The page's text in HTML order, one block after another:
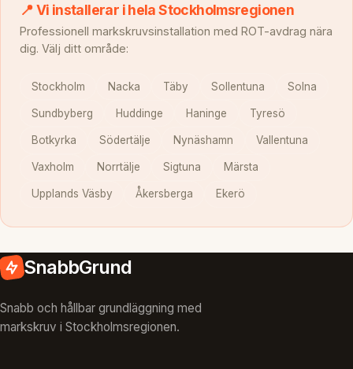
📍 Vi installerar i hela Stockholmsregionen
Professionell markskruvsinstallation med ROT-avdrag nära
dig. Välj ditt område:
Stockholm Nacka Täby Sollentuna Solna
Sundbyberg Huddinge Haninge Tyresö
Botkyrka Södertälje Nynäshamn Vallentuna
Vaxholm Norrtälje Sigtuna Märsta
Upplands Väsby Åkersberga Ekerö
SnabbGrund
Snabb och hållbar grundläggning med
markskruv i Stockholmsregionen.